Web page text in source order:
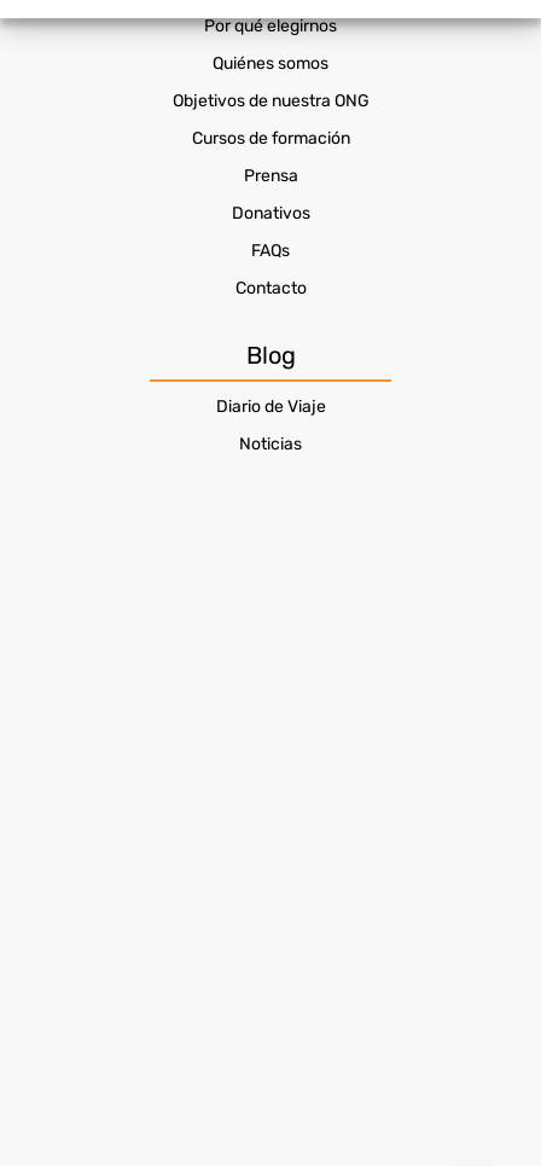
Por qué elegirnos
Quiénes somos
Objetivos de nuestra ONG
Cursos de formación
Prensa
Donativos
FAQs
Contacto
Blog
Diario de Viaje
Noticias